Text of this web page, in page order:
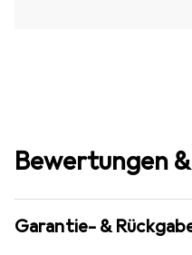
Bewertungen
Garantie- &